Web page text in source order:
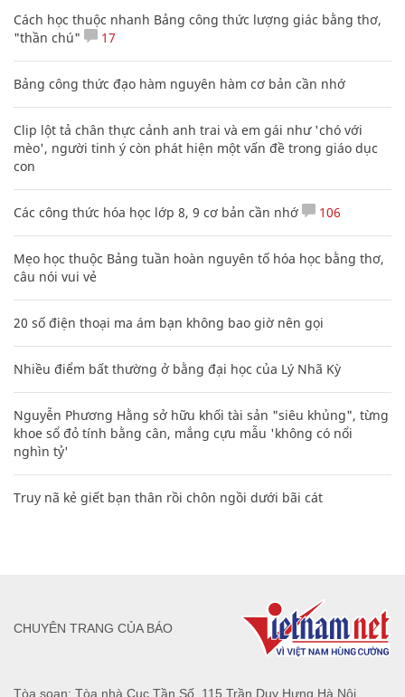
Cách học thuộc nhanh Bảng công thức lượng giác bằng thơ,
"thần chú"
17
Bảng công thức đạo hàm nguyên hàm cơ bản cần nhớ
Clip lột tả chân thực cảnh anh trai và em gái như 'chó với
mèo', người tinh ý còn phát hiện một vấn đề trong giáo dục
con
Các công thức hóa học lớp 8, 9 cơ bản cần nhớ 106
Mẹo học thuộc Bảng tuần hoàn nguyên tố hóa học bằng thơ,
câu nói vui vẻ
20 số điện thoại ma ám bạn không bao giờ nên gọi
Nhiều điểm bất thường ở bằng đại học của Lý Nhã Kỳ
Nguyễn Phương Hằng sở hữu khối tài sản "siêu khủng", từng
khoe sổ đỏ tính bằng cân, mắng cựu mẫu 'không có nổi
nghìn tỷ'
Truy nã kẻ giết bạn thân rồi chôn ngồi dưới bãi cát
Tòa soạn: Tòa nhà Cục Tần Số, 115 Trần Duy Hưng Hà Nội
CHUYÊN TRANG CỦA BÁO